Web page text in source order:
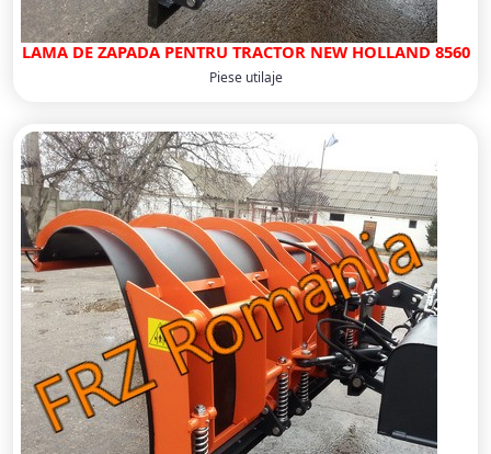
LAMA DE ZAPADA PENTRU TRACTOR NEW HOLLAND 8560
Piese utilaje